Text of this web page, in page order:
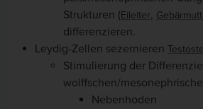
Strukturen (Eileiter,
differenzieren.
Leydig-Zellen sezernieren
Stimulierung der
wolffschen/
Nebenhoden